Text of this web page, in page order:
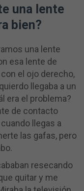
una lente
bien?
una lente
esa lente de
el ojo derecho,
llegaba a un
era el problema?
de contacto
llegas a
las gafas, pero
resecando
quitar y me